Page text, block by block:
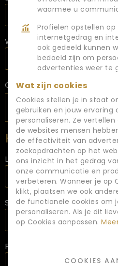
Woonplaats
CV uploaden
Huidige Situatie /
Laatste functie
Startdatum laatste functie
Functie omschrijving
waarmee u
Profielen opstellen op
internetgedrag en
ook gedeeld kunnen
bedoeld zijn om
advertenties weer te
Wat zijn cookies
Cookies stellen je in staat
gebruiken en jouw ervaring
personaliseren. Ze
de websites mensen
de effectiviteit van
zoekopdrachten op het
ons inzicht in het gedrag
onze communicatie en
verbeteren. Wanneer je op
klikt, plaatsen we ook
de functionele cookies om
personaliseren. Als je dit
op Cookies aanpassen.
COOKIES